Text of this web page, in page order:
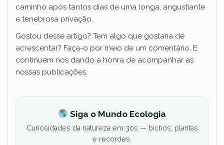
caminho após tantos dias de uma longa, angustiante
e tenebrosa privação.
Gostou desse artigo? Tem algo que gostaria de
acrescentar? Faça-o por meio de um comentário. E
continuem nos dando a honra de acompanhar as
nossas publicações.
Siga o Mundo Ecologia
Curiosidades da natureza em 30s — bichos, plantas
e recordes.